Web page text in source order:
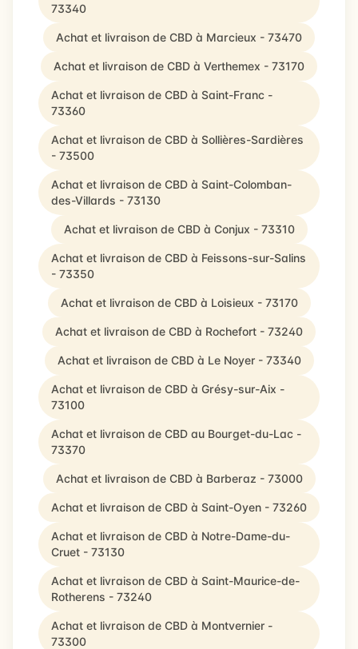
73340
Achat et livraison de CBD à Marcieux - 73470
Achat et livraison de CBD à Verthemex - 73170
Achat et livraison de CBD à Saint-Franc -
73360
Achat et livraison de CBD à Sollières-Sardières
- 73500
Achat et livraison de CBD à Saint-Colomban-
des-Villards - 73130
Achat et livraison de CBD à Conjux - 73310
Achat et livraison de CBD à Feissons-sur-Salins
- 73350
Achat et livraison de CBD à Loisieux - 73170
Achat et livraison de CBD à Rochefort - 73240
Achat et livraison de CBD à Le Noyer - 73340
Achat et livraison de CBD à Grésy-sur-Aix -
73100
Achat et livraison de CBD au Bourget-du-Lac -
73370
Achat et livraison de CBD à Barberaz - 73000
Achat et livraison de CBD à Saint-Oyen - 73260
Achat et livraison de CBD à Notre-Dame-du-
Cruet - 73130
Achat et livraison de CBD à Saint-Maurice-de-
Rotherens - 73240
Achat et livraison de CBD à Montvernier -
73300